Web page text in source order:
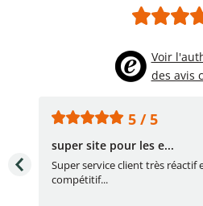
Voir
des avis
5 / 5
super site pour les e...
Super service client très réactif
compétitif...